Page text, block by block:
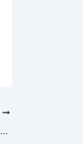
Sean Strickland reta a jugador Golden Knights a boxeo sobre hielo